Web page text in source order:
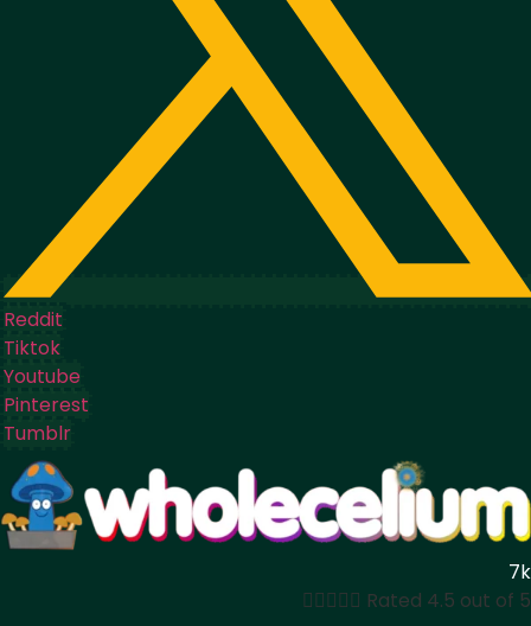
Reddit
Tiktok
Youtube
Pinterest
Tumblr
7k
 Rated 4.5 out of 5